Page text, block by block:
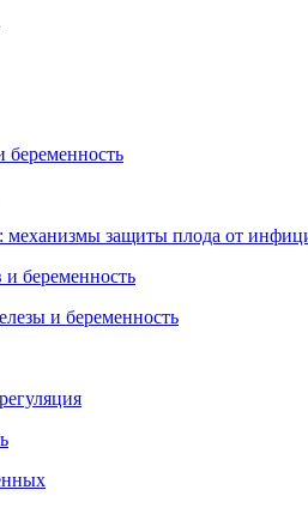
защиты плода от
и беременность
и беременность